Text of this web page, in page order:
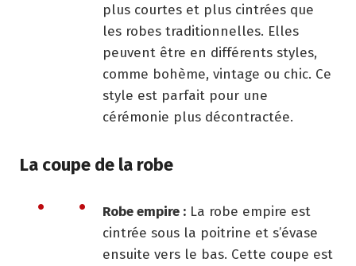
plus courtes et plus cintrées que
les robes traditionnelles. Elles
peuvent être en différents styles,
comme bohème, vintage ou chic. Ce
style est parfait pour une
cérémonie plus décontractée.
La coupe de la robe
Robe empire : La robe empire est
cintrée sous la poitrine et s’évase
ensuite vers le bas. Cette coupe est